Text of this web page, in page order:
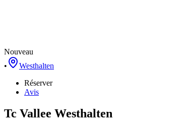
Nouveau
•
Westhalten
Réserver
Avis
Tc Vallee Westhalten